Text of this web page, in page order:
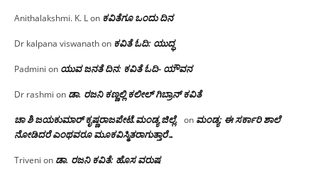
Anithalakshmi. K. Lon ಕವಿತೆಗೂ ಒಂದು ದಿನ
Dr kalpana viswanathon ಕವಿತೆ ಓದಿ: ಯುದ್ಧ
Padmini on ಯುವ ಜನತೆ ದಿನ: ಕವಿತೆ ಓದಿ- ಯೌವನ
Dr rashmi on ಡಾ. ರಜನಿ‌ ಕಣ್ಣಲ್ಲಿ ಕಲೀಲ್ ಗಿಬ್ರಾನ್ ಕವಿತೆ
ಚಾ ಶಿ ಜಯಕುಮಾರ್ ಕೃಷ್ಣರಾಜಪೇಟೆ.ಮಂಡ್ಯ ಜಿಲ್ಲೆ. on ಮಂಡ್ಯ: ಈ ಸರ್ಕಾರಿ ಶಾಲೆ
ನೋಡಿದರೆ ಎಂಥವರೂ ಮೂಕವಿಸ್ಮಿತರಾಗುತ್ತಾರೆ…
Triveni on ಡಾ. ರಜನಿ ಕವಿತೆ: ಹೊಸ ವರುಷ